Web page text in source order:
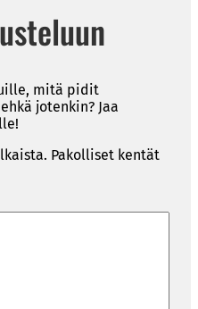
mitä pidit
jotenkin? Jaa
Pakolliset kentät